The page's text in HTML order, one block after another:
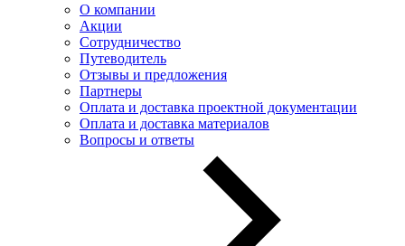
О компании
Акции
Сотрудничество
Путеводитель
Отзывы и предложения
Партнеры
Оплата и доставка проектной документации
Оплата и доставка материалов
Вопросы и ответы